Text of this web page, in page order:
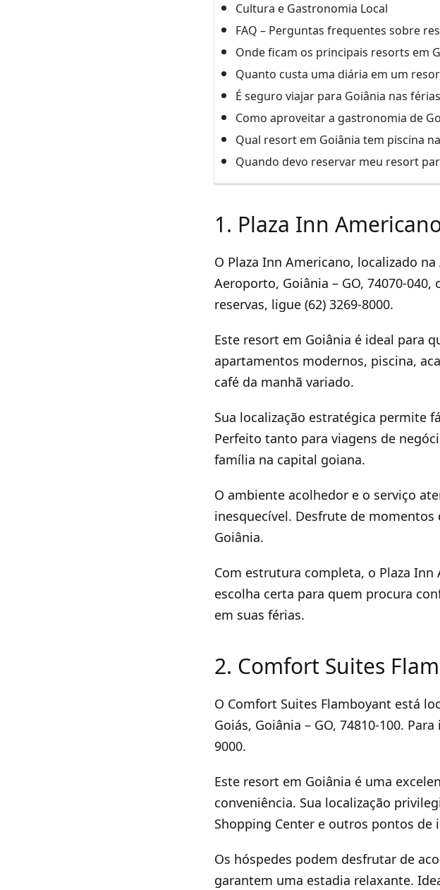
Cultura e Gastronomia Local
FAQ – Perguntas frequentes sobre
Onde ficam os principais resorts em
Quanto custa uma diária em um
É seguro viajar para Goiânia nas
Como aproveitar a gastronomia de
Qual resort em Goiânia tem piscina
Quando devo reservar meu resort
1. Plaza Inn
O Plaza Inn Americano, localizado
Aeroporto, Goiânia – GO, 74070-
reservas, ligue (62) 3269-8000.
Este resort em Goiânia é ideal para
apartamentos modernos, piscina,
café da manhã variado.
Sua localização estratégica permite
Perfeito tanto para viagens de
família na capital goiana.
O ambiente acolhedor e o serviço
inesquecível. Desfrute de
Goiânia.
Com estrutura completa, o Plaza Inn
escolha certa para quem procura
em suas férias.
2. Comfort Suites
O Comfort Suites Flamboyant está
Goiás, Goiânia – GO, 74810-100.
9000.
Este resort em Goiânia é uma
conveniência. Sua localização
Shopping Center e outros pontos de
Os hóspedes podem desfrutar de
garantem uma estadia relaxante.